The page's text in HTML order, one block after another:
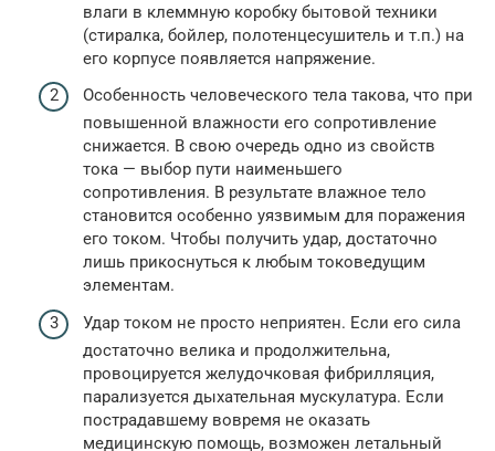
влаги в клеммную коробку бытовой техники
(стиралка, бойлер, полотенцесушитель и т.п.) на
его корпусе появляется напряжение.
Особенность человеческого тела такова, что при
повышенной влажности его сопротивление
снижается. В свою очередь одно из свойств
тока — выбор пути наименьшего
сопротивления. В результате влажное тело
становится особенно уязвимым для поражения
его током. Чтобы получить удар, достаточно
лишь прикоснуться к любым токоведущим
элементам.
Удар током не просто неприятен. Если его сила
достаточно велика и продолжительна,
провоцируется желудочковая фибрилляция,
парализуется дыхательная мускулатура. Если
пострадавшему вовремя не оказать
медицинскую помощь, возможен летальный